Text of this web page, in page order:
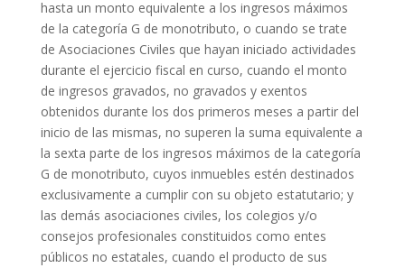
hasta un monto equivalente a los ingresos máximos
de la categoría G de monotributo, o cuando se trate
de Asociaciones Civiles que hayan iniciado actividades
durante el ejercicio fiscal en curso, cuando el monto
de ingresos gravados, no gravados y exentos
obtenidos durante los dos primeros meses a partir del
inicio de las mismas, no superen la suma equivalente a
la sexta parte de los ingresos máximos de la categoría
G de monotributo, cuyos inmuebles estén destinados
exclusivamente a cumplir con su objeto estatutario; y
las demás asociaciones civiles, los colegios y/o
consejos profesionales constituidos como entes
públicos no estatales, cuando el producto de sus